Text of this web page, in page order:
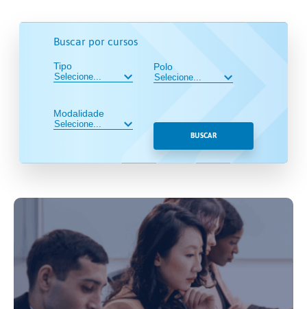
Buscar por cursos
Tipo
Modalidade
Polo
BUSCAR